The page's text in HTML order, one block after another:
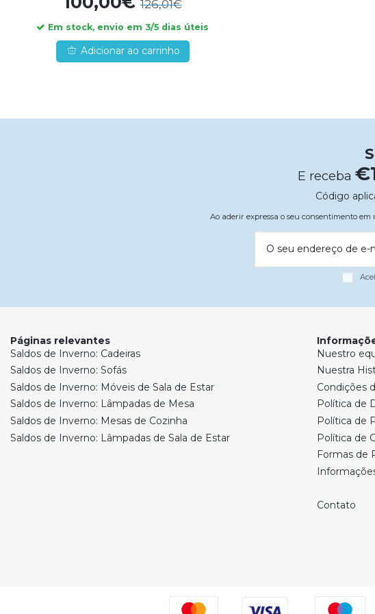
126,01€
Em stock, envio em 3/5 dias úteis
Adicionar ao carrinho
E receba
Código
Ao aderir expressa o seu consentimento
O seu endereço de e-
Páginas relevantes
Saldos de Inverno: Cadeiras
Saldos de Inverno: Sofás
Saldos de Inverno: Móveis de Sala de Estar
Saldos de Inverno: Lâmpadas de Mesa
Saldos de Inverno: Mesas de Cozinha
Saldos de Inverno: Lâmpadas de Sala de Estar
Nuestro
Nuestra
Condições
Política de
Política de
Política de
Formas de
Contato